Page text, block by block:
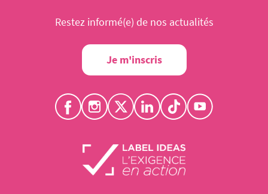
Restez informé(e) de nos actualités
Je m'inscris